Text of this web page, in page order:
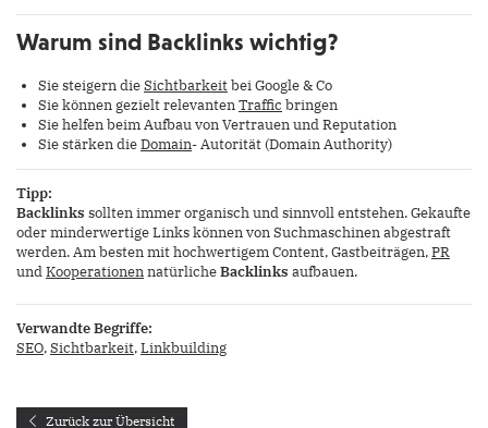
Warum sind Backlinks wichtig?
Sie steigern dieSichtbarkeitbei Google & Co
Sie können gezielt relevantenTraffic bringen
Sie helfen beim Aufbau von Vertrauen und Reputation
Sie stärken dieDomain- Autorität (Domain Authority)
Tipp:
Backlinks sollten immer organisch und sinnvoll entstehen. Gekaufte
oder minderwertige Links können von Suchmaschinen abgestraft
werden. Am besten mit hochwertigem Content, Gastbeiträgen,PR
undKooperationennatürlicheBacklinks aufbauen.
Verwandte Begriffe:
SEO,Sichtbarkeit,Linkbuilding
Zurück zur Übersicht